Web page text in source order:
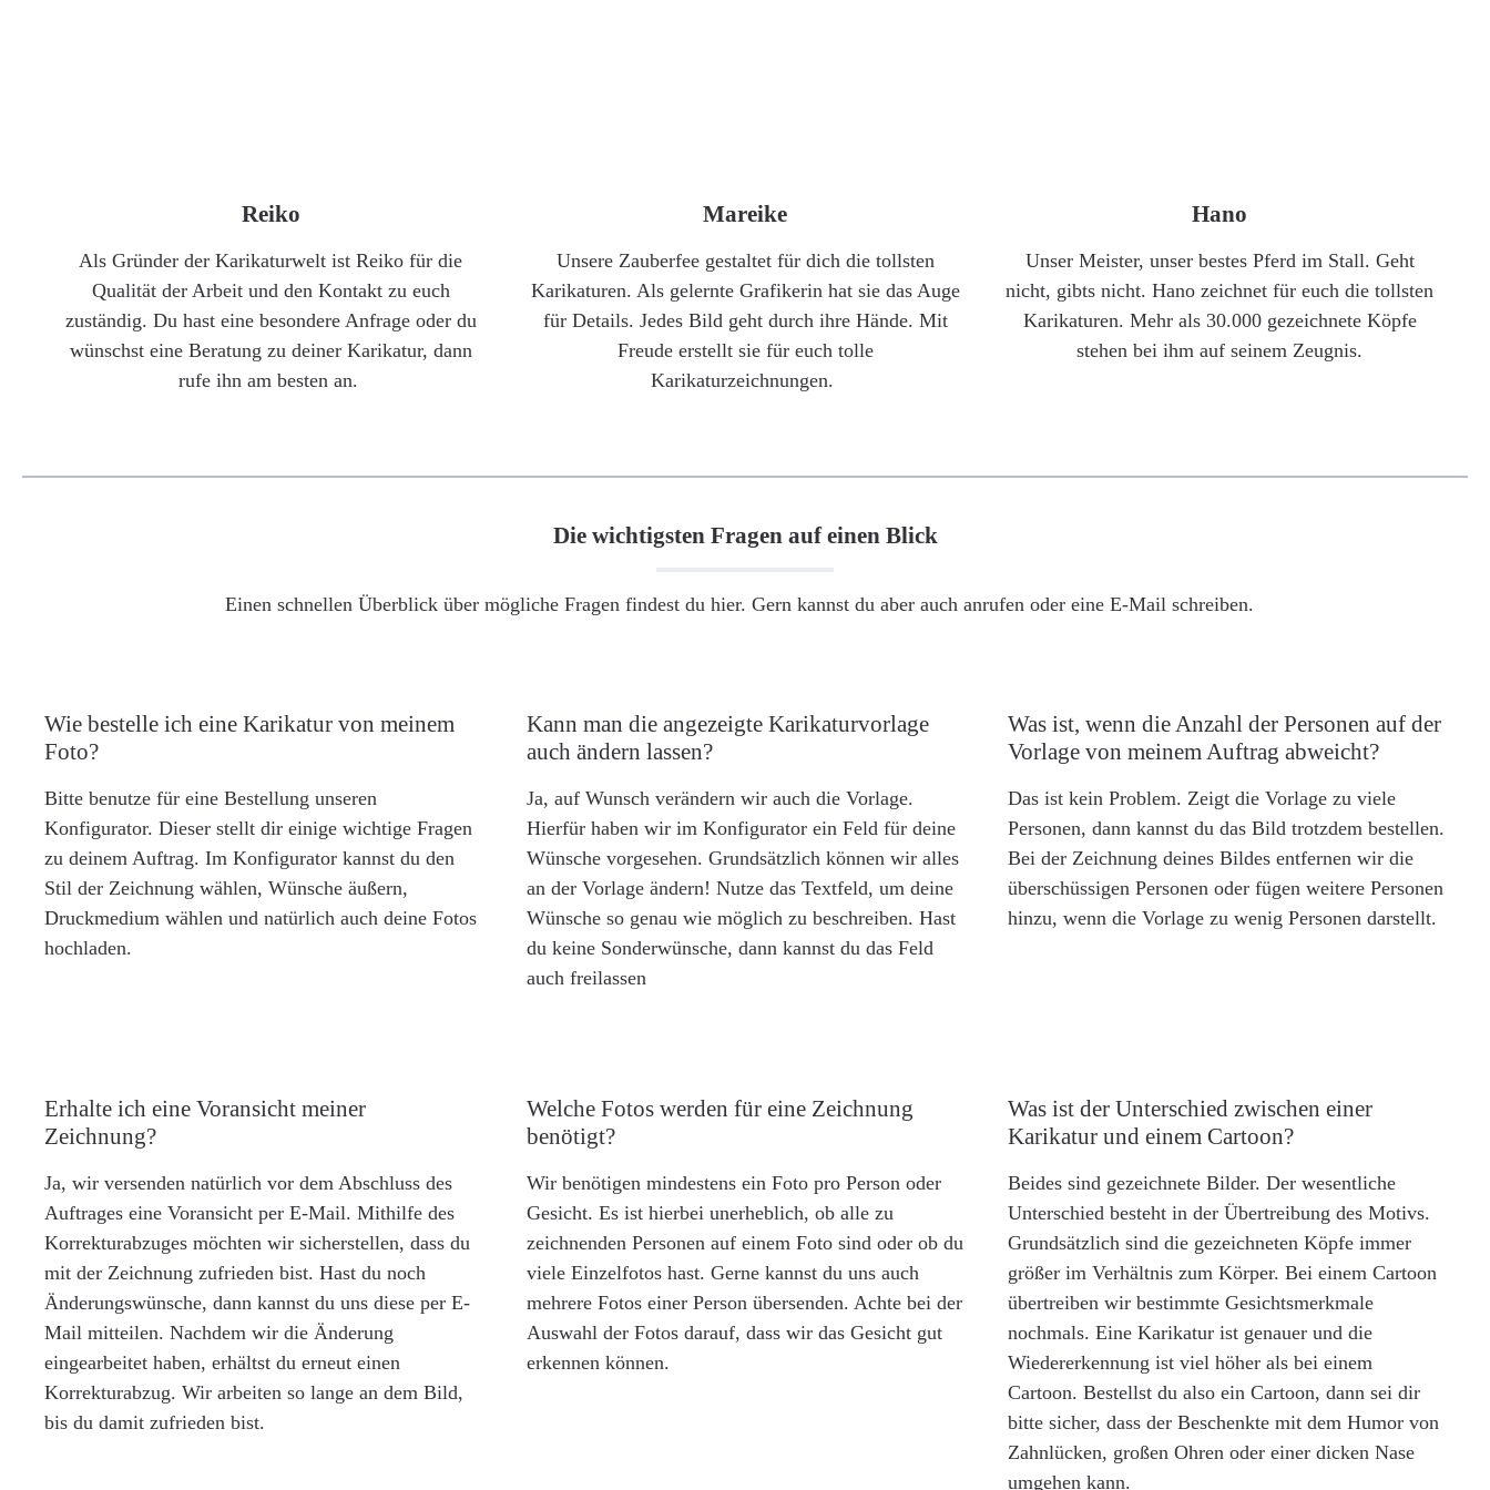
Reiko
Als Gründer der Karikaturwelt ist Reiko für die
Qualität der Arbeit und den Kontakt zu euch
zuständig. Du hast eine besondere Anfrage oder du
wünschst eine Beratung zu deiner Karikatur, dann
rufe ihn am besten an.
Mareike
Unsere Zauberfee gestaltet für dich die tollsten
Karikaturen. Als gelernte Grafikerin hat sie das Auge
für Details. Jedes Bild geht durch ihre Hände. Mit
Freude erstellt sie für euch tolle
Karikaturzeichnungen.
Hano
Unser Meister, unser bestes Pferd im Stall. Geht
nicht, gibts nicht. Hano zeichnet für euch die tollsten
Karikaturen. Mehr als 30.000 gezeichnete Köpfe
stehen bei ihm auf seinem Zeugnis.
Die wichtigsten Fragen auf einen Blick
Einen schnellen Überblick über mögliche Fragen findest du hier. Gern kannst du aber auch anrufen oder eine E-Mail schreiben.
Wie bestelle ich eine Karikatur von meinem
Foto?
Bitte benutze für eine Bestellung unseren
Konfigurator. Dieser stellt dir einige wichtige Fragen
zu deinem Auftrag. Im Konfigurator kannst du den
Stil der Zeichnung wählen, Wünsche äußern,
Druckmedium wählen und natürlich auch deine Fotos
hochladen.
Kann man die angezeigte Karikaturvorlage
auch ändern lassen?
Ja, auf Wunsch verändern wir auch die Vorlage.
Hierfür haben wir im Konfigurator ein Feld für deine
Wünsche vorgesehen. Grundsätzlich können wir alles
an der Vorlage ändern! Nutze das Textfeld, um deine
Wünsche so genau wie möglich zu beschreiben. Hast
du keine Sonderwünsche, dann kannst du das Feld
auch freilassen
Was ist, wenn die Anzahl der Personen auf der
Vorlage von meinem Auftrag abweicht?
Das ist kein Problem. Zeigt die Vorlage zu viele
Personen, dann kannst du das Bild trotzdem bestellen.
Bei der Zeichnung deines Bildes entfernen wir die
überschüssigen Personen oder fügen weitere Personen
hinzu, wenn die Vorlage zu wenig Personen darstellt.
Erhalte ich eine Voransicht meiner
Zeichnung?
Ja, wir versenden natürlich vor dem Abschluss des
Auftrages eine Voransicht per E-Mail. Mithilfe des
Korrekturabzuges möchten wir sicherstellen, dass du
mit der Zeichnung zufrieden bist. Hast du noch
Änderungswünsche, dann kannst du uns diese per E-
Mail mitteilen. Nachdem wir die Änderung
eingearbeitet haben, erhältst du erneut einen
Korrekturabzug. Wir arbeiten so lange an dem Bild,
bis du damit zufrieden bist.
Welche Fotos werden für eine Zeichnung
benötigt?
Wir benötigen mindestens ein Foto pro Person oder
Gesicht. Es ist hierbei unerheblich, ob alle zu
zeichnenden Personen auf einem Foto sind oder ob du
viele Einzelfotos hast. Gerne kannst du uns auch
mehrere Fotos einer Person übersenden. Achte bei der
Auswahl der Fotos darauf, dass wir das Gesicht gut
erkennen können.
Was ist der Unterschied zwischen einer
Karikatur und einem Cartoon?
Beides sind gezeichnete Bilder. Der wesentliche
Unterschied besteht in der Übertreibung des Motivs.
Grundsätzlich sind die gezeichneten Köpfe immer
größer im Verhältnis zum Körper. Bei einem Cartoon
übertreiben wir bestimmte Gesichtsmerkmale
nochmals. Eine Karikatur ist genauer und die
Wiedererkennung ist viel höher als bei einem
Cartoon. Bestellst du also ein Cartoon, dann sei dir
bitte sicher, dass der Beschenkte mit dem Humor von
Zahnlücken, großen Ohren oder einer dicken Nase
umgehen kann.